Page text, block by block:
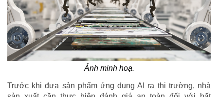
Ảnh minh hoạ.
Trước khi đưa sản phẩm ứng dụng AI ra thị trường, nhà